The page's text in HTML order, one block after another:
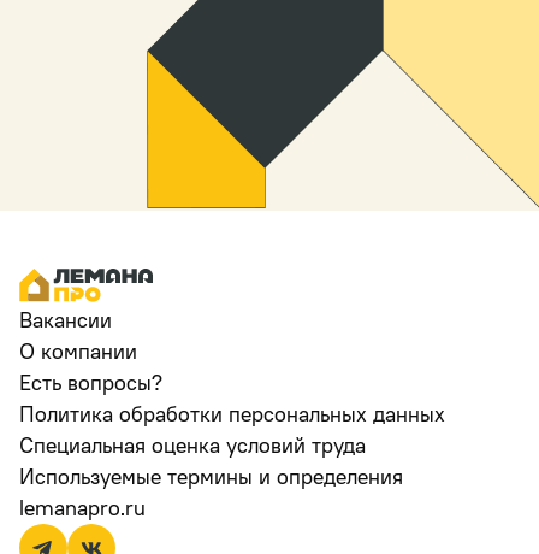
Вакансии
О компании
Есть вопросы?
Политика обработки персональных данных
Специальная оценка условий труда
Используемые термины и определения
lemanapro.ru